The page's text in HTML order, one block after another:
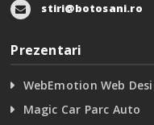
stiri@botosani.ro
Prezentari
WebEmotion Web
Magic Car Parc Auto